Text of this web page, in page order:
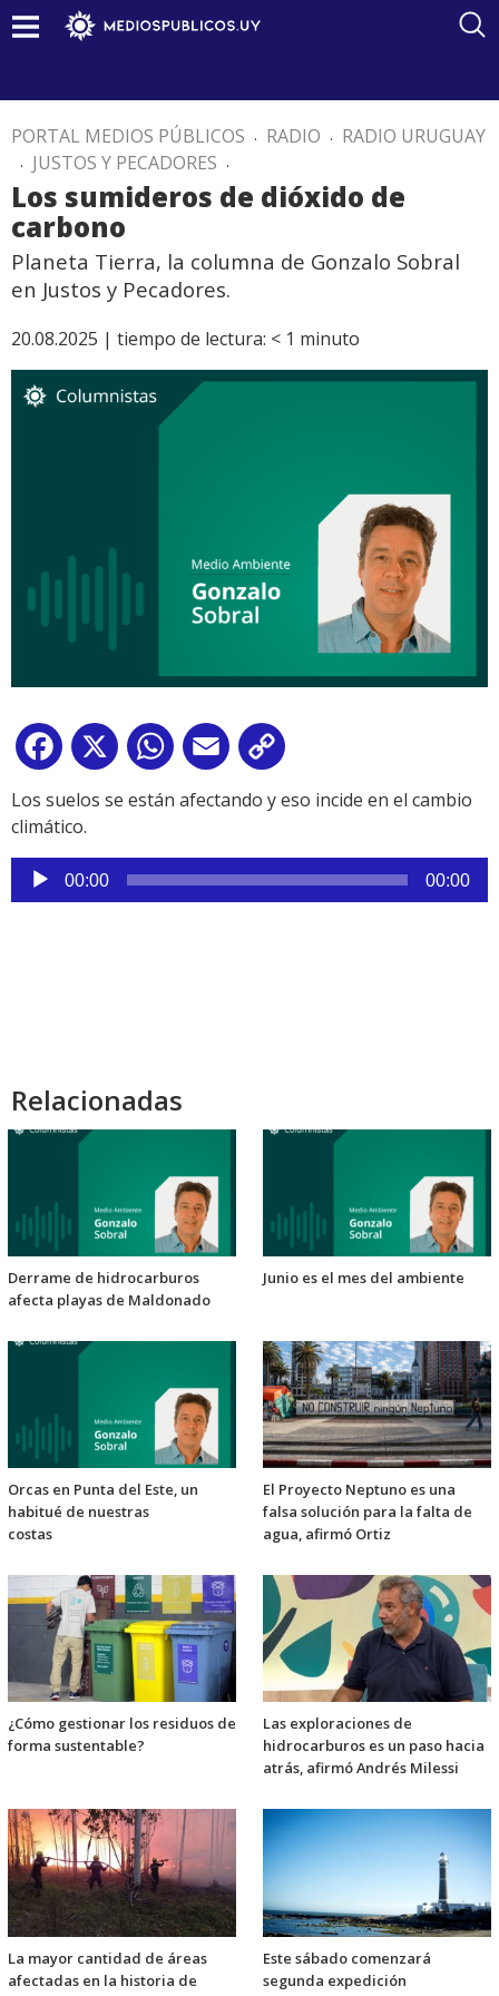
PORTAL MEDIOS PÚBLICOS . RADIO . RADIO URUGUAY
. JUSTOS Y PECADORES .
Los sumideros de dióxido de
carbono
Planeta Tierra, la columna de Gonzalo Sobral
en Justos y Pecadores.
20.08.2025 | tiempo de lectura: < 1 minuto
Facebook
X WhatsApp
Email
Link
Los suelos se están afectando y eso incide en el cambio
climático.
Reproductor
de
00:00 00:00
Relacionadas
Derrame de hidrocarburos
afecta playas de Maldonado
Junio es el mes del ambiente
Orcas en Punta del Este, un
habitué de nuestras
costas
El Proyecto Neptuno es una
falsa solución para la falta de
agua, afirmó Ortiz
¿Cómo gestionar los residuos de
forma sustentable?
Las exploraciones de
hidrocarburos es un paso hacia
atrás, afirmó Andrés Milessi
La mayor cantidad de áreas
afectadas en la historia de
Este sábado comenzará
segunda expedición